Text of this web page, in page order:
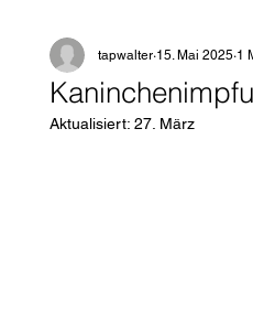
tapwalter 15. Mai 2025 1
Aktualisiert: 27. März